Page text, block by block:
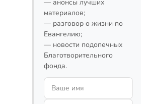
— анонсы лучших
материалов;
— разговор о жизни по
Евангелию;
— новости подопечных
Благотворительного
фонда.